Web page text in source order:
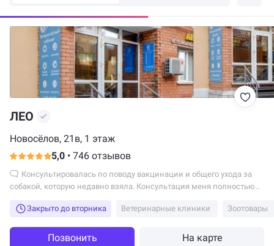
ЛЕО
Новосёлов, 21в, 1 этаж
5,0 • 746 отзывов
собакой, которую недавно взяла. Консультация меня полностью
Закрыто до вторника
Ветеринарные клиники Зоотовары
Позвонить На карте